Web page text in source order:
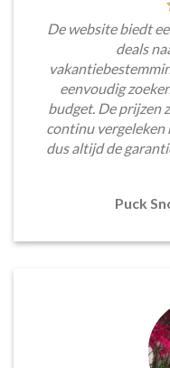
De website biedt
deals
eenvoudig
budget. De prijzen
continu vergeleken
dus altijd de
Puck